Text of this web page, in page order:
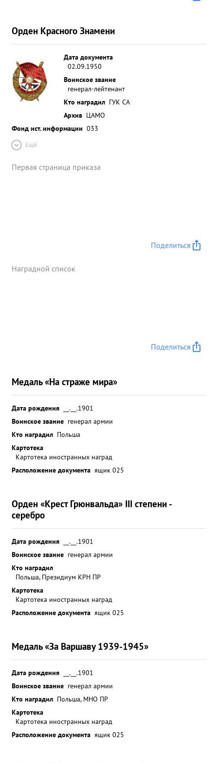
Орден Красного Знамени
Дата документа
02.09.1950
Воинское звание
генерал-лейтенант
Кто наградил ГУК СА
Архив ЦАМО
Фонд ист. информации 033
Ещё
Первая страница приказа
Поделиться
Наградной список
Поделиться
Медаль «На страже мира»
Дата рождения
__.__.1901
Воинское звание генерал армии
Кто наградил Польша
Картотека
Картотека иностранных наград
Расположение документа ящик 025
Орден «Крест Грюнвальда» III степени -
серебро
Дата рождения
__.__.1901
Воинское звание генерал армии
Кто наградил
Польша, Президиум КРН ПР
Картотека
Картотека иностранных наград
Расположение документа ящик 025
Медаль «За Варшаву 1939-1945»
Дата рождения
__.__.1901
Воинское звание генерал армии
Кто наградил Польша, МНО ПР
Картотека
Картотека иностранных наград
Расположение документа ящик 025